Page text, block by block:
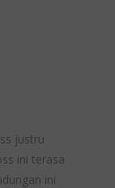
justru
ini terasa
ini